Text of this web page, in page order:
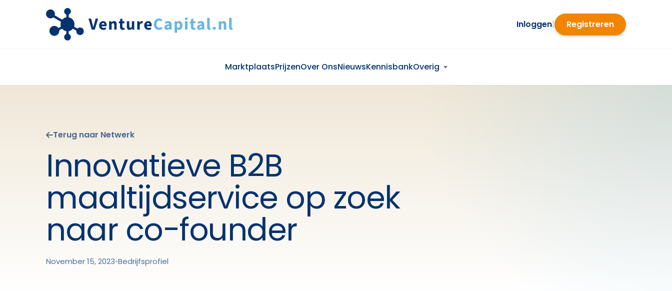
Inloggen| Registreren
MarktplaatsPrijzenOver OnsNieuwsKennisbankOverig
Terug naar Netwerk
Innovatieve B2B
maaltijdservice op zoek
naar co-founder
November 15, 2023•Bedrijfsprofiel